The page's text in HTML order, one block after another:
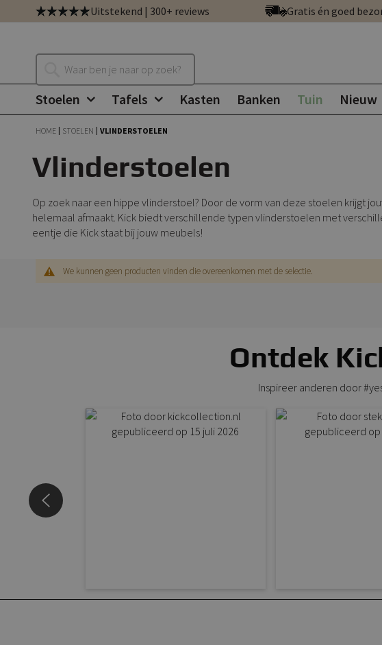
Ga
direct
naar
inhoud
Uitstekend | 300+ reviews Gratis én goed
Zoeken
Stoelen Tafels Kasten Banken Tuin Nieuw
HOME STOELEN VLINDERSTOELEN
Vlinderstoelen
Op zoek naar een hippe vlinderstoel? Door de vorm van deze stoelen krijgt
helemaal afmaakt. Kick biedt verschillende typen vlinderstoelen met
eentje die Kick staat bij jouw meubels!
We kunnen geen producten vinden die overeenkomen met de selectie.
Ontdek
Inspireer anderen door